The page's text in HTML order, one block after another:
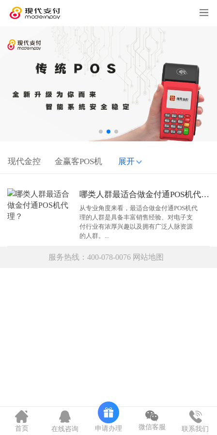
现代金控 金赢客POS机 展开
哪类人群最适合做金付通POS机代理？
从专业角度来看，最适合做金付通POS机代
理的人群是具备丰富销售经验、对电子支
付行业有浓厚兴趣以及拥有广泛人脉资源
的人群。...
服务热线：400-078-0076 网站地图
首页 在线咨询 申请办理 微信客服 联系我们